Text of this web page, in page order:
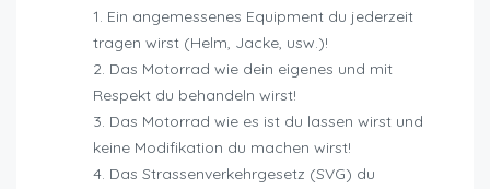
Ein angemessenes Equipment du jederzeit
tragen wirst (Helm, Jacke, usw.)!
Das Motorrad wie dein eigenes und mit
Respekt du behandeln wirst!
Das Motorrad wie es ist du lassen wirst und
keine Modifikation du machen wirst!
Das Strassenverkehrgesetz (SVG) du